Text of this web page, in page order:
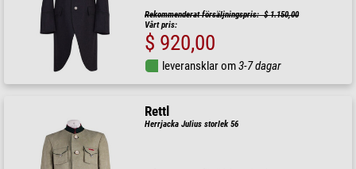
Rekommenderat försäljningspris: $ 1.150,00
Vårt pris:
$ 920,00
leveransklar om3-7 dagar
Rettl
Herrjacka Julius storlek 56